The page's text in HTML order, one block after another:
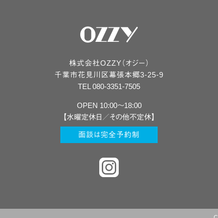
株式会社OZZY（オジー）
千葉市花見川区幕張本郷3-25-9
TEL 080-3351-7505
OPEN 10:00〜18:00
【水曜定休日／その他不定休】
面談は完全予約制